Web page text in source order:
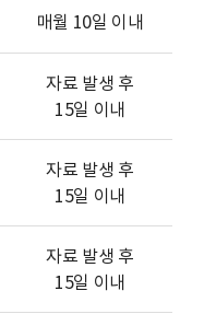
매월 10일 이내
자료 발생 후
15일 이내
자료 발생 후
15일 이내
자료 발생 후
15일 이내